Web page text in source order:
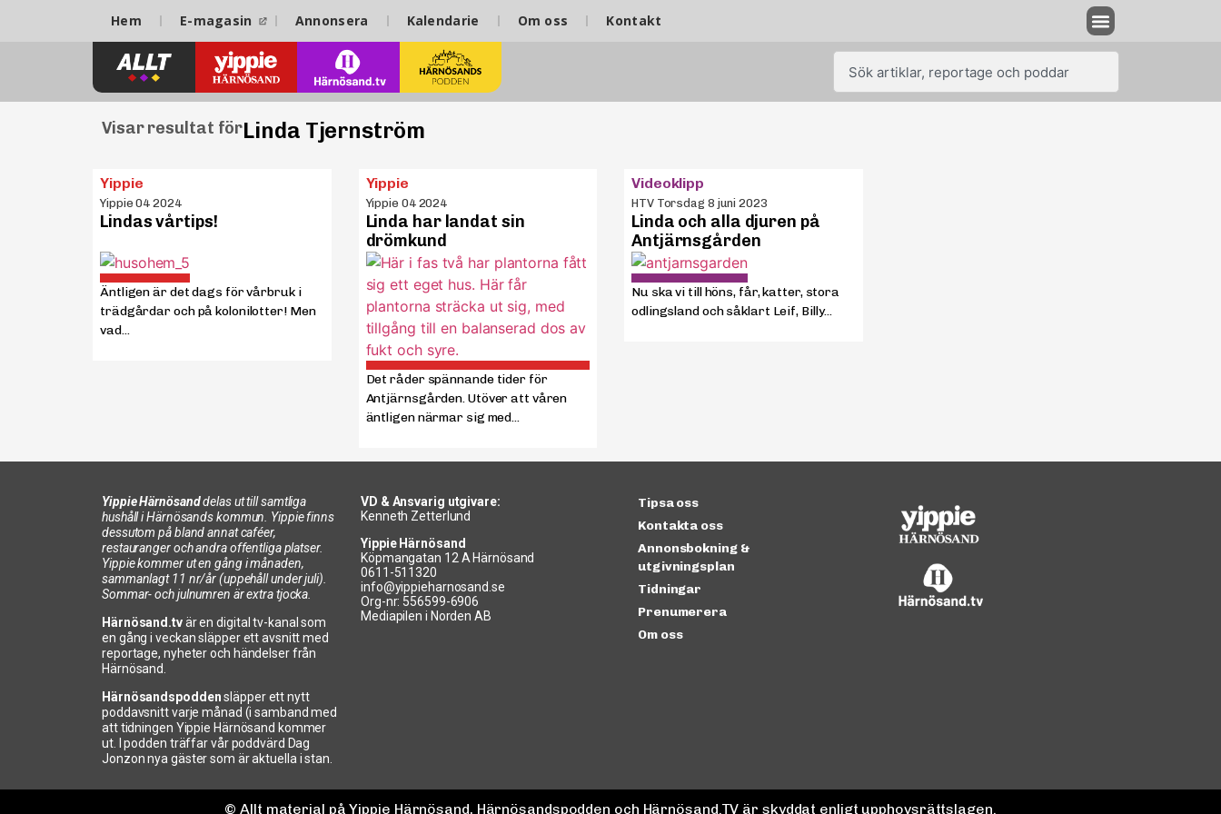
Hem E-magasin Annonsera Kalendarie Om oss Kontakt
Visar resultat förLinda Tjernström
Yippie
Yippie 04 2024
Lindas vårtips!
Äntligen är det dags för vårbruk i
trädgårdar och på kolonilotter! Men
vad...
Yippie
Yippie 04 2024
Linda har landat sin
drömkund
Det råder spännande tider för
Antjärnsgården. Utöver att våren
äntligen närmar sig med...
Videoklipp
HTV Torsdag 8 juni 2023
Linda och alla djuren på
Antjärnsgården
Nu ska vi till höns, får, katter, stora
odlingsland och såklart Leif, Billy...
Yippie Härnösanddelas ut till samtliga
hushåll i Härnösands kommun. Yippie finns
dessutom på bland annat caféer,
restauranger och andra offentliga platser.
Yippie kommer ut en gång i månaden,
sammanlagt 11 nr/år (uppehåll under juli).
Sommar- och julnumren är extra tjocka.
Härnösand.tvär en digital tv-kanal som
en gång i veckan släpper ett avsnitt med
reportage, nyheter och händelser från
Härnösand.
Härnösandspoddensläpper ett nytt
poddavsnitt varje månad (i samband med
att tidningen Yippie Härnösand kommer
ut. I podden träffar vår poddvärd Dag
Jonzon nya gäster som är aktuella i stan.
VD & Ansvarig utgivare:
Kenneth Zetterlund
Yippie Härnösand
Köpmangatan 12 A Härnösand
0611-511320
info@yippieharnosand.se
Org-nr: 556599-6906
Mediapilen i Norden AB
Tipsa oss
Kontakta oss
Annonsbokning &
utgivningsplan
Tidningar
Prenumerera
Om oss
© Allt material på Yippie Härnösand, Härnösandspodden och Härnösand.TV är skyddat enligt upphovsrättslagen.